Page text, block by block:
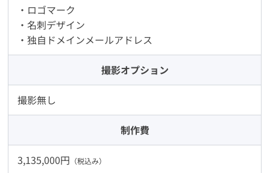
・ロゴマーク
・名刺デザイン
・独自ドメインメールアドレス
撮影オプション
撮影無し
制作費
3,135,000円 （税込み）